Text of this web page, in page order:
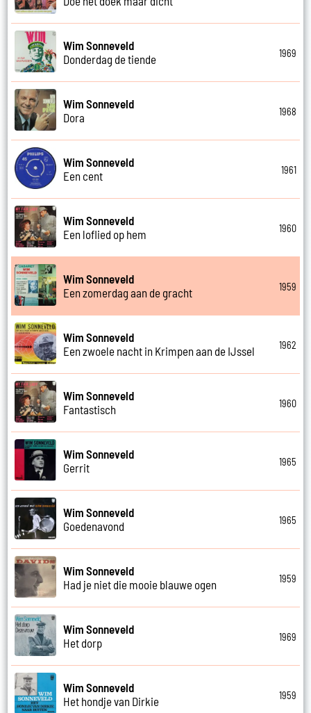
Wim Sonneveld
Donderdag de tiende
1969
Wim Sonneveld
Dora
1968
Wim Sonneveld
Een cent
1961
Wim Sonneveld
Een loflied op hem
1960
Wim Sonneveld
Een zomerdag aan de gracht
1959
Wim Sonneveld
Een zwoele nacht in Krimpen aan de IJssel
1962
Wim Sonneveld
Fantastisch
1960
Wim Sonneveld
Gerrit
1965
Wim Sonneveld
Goedenavond
1965
Wim Sonneveld
Had je niet die mooie blauwe ogen
1959
Wim Sonneveld
Het dorp
1969
Wim Sonneveld
Het hondje van Dirkie
1959